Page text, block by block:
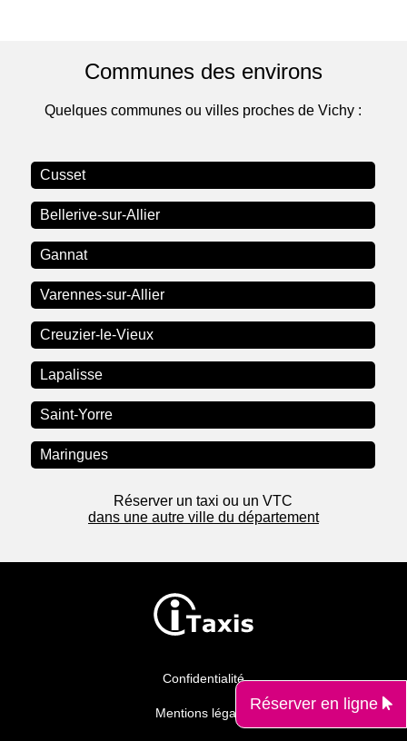
Communes des environs
Quelques communes ou villes proches de Vichy :
Cusset
Bellerive-sur-Allier
Gannat
Varennes-sur-Allier
Creuzier-le-Vieux
Lapalisse
Saint-Yorre
Maringues
Réserver un taxi ou un VTC
dans une autre ville du département
Confidentialité
Mentions légales
Réserver en ligne